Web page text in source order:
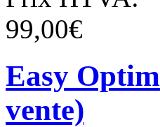
99,00€
Easy
vente)